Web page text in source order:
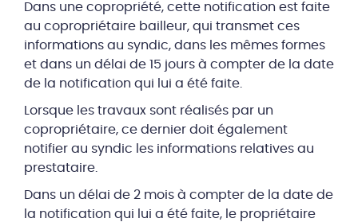
Dans une copropriété, cette notification est faite
au copropriétaire bailleur, qui transmet ces
informations au syndic, dans les mêmes formes
et dans un délai de 15 jours à compter de la date
de la notification qui lui a été faite.
Lorsque les travaux sont réalisés par un
copropriétaire, ce dernier doit également
notifier au syndic les informations relatives au
prestataire.
Dans un délai de 2 mois à compter de la date de
la notification qui lui a été faite, le propriétaire